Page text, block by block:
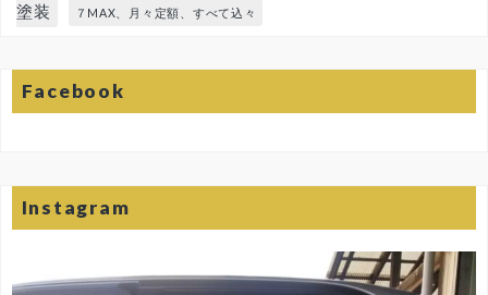
塗装
７MAX、月々定額、すべて込々
Facebook
Instagram